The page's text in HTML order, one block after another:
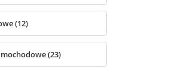
(12)
(23)